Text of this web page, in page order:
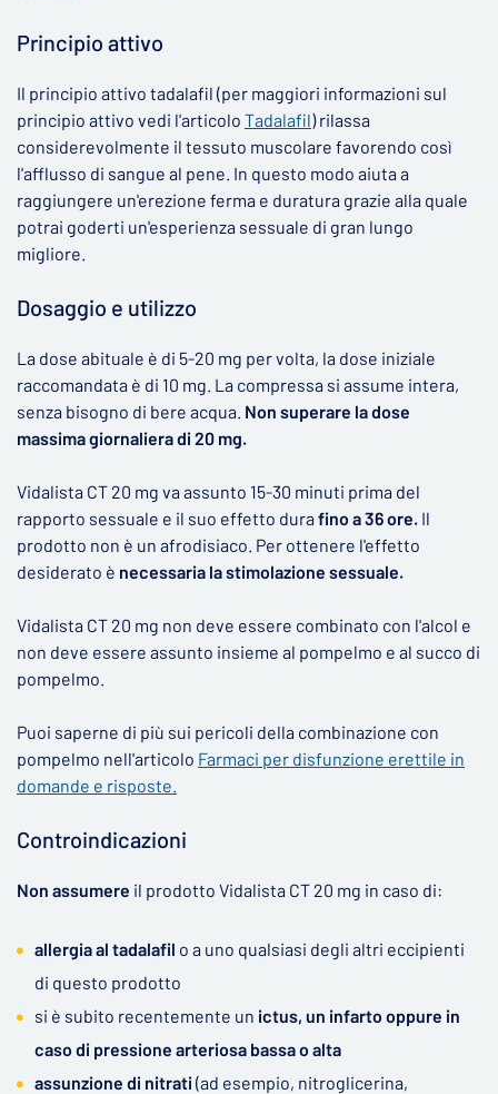
Principio attivo
Il principio attivo tadalafil (per maggiori informazioni sul
principio attivo vedi l'articolo Tadalafil) rilassa
considerevolmente il tessuto muscolare favorendo così
l'afflusso di sangue al pene. In questo modo aiuta a
raggiungere un'erezione ferma e duratura grazie alla quale
potrai goderti un'esperienza sessuale di gran lungo
migliore.
Dosaggio e utilizzo
La dose abituale è di 5-20 mg per volta, la dose iniziale
raccomandata è di 10 mg. La compressa si assume intera,
senza bisogno di bere acqua. Non superare la dose
massima giornaliera di 20 mg.
Vidalista CT 20 mg va assunto 15-30 minuti prima del
rapporto sessuale e il suo effetto dura fino a 36 ore. Il
prodotto non è un afrodisiaco. Per ottenere l'effetto
desiderato è necessaria la stimolazione sessuale.
Vidalista CT 20 mg non deve essere combinato con l'alcol e
non deve essere assunto insieme al pompelmo e al succo di
pompelmo.
Puoi saperne di più sui pericoli della combinazione con
pompelmo nell'articolo Farmaci per disfunzione erettile in
domande e risposte.
Controindicazioni
Non assumere il prodotto Vidalista CT 20 mg in caso di:
allergia al tadalafil o a uno qualsiasi degli altri eccipienti
di questo prodotto
si è subito recentemente un ictus, un infarto oppure in
caso di pressione arteriosa bassa o alta
assunzione di nitrati(ad esempio, nitroglicerina,